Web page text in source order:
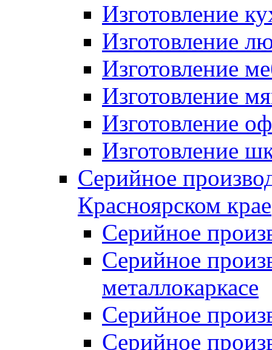
Изготовление
Изготовление
Изготовление
Изготовление
Изготовление
Изготовление
Серийное
Красноярском крае
Серийное
Серийное
металлокаркасе
Серийное
Серийное